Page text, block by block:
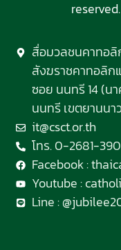
reserved.
สื่อมวลชนคาทอลิ
สังฆราชคาทอลิก
ซอย นนทรี 14 (น
นนทรี เขตยานนา
it@csct.or.th
โทร. 0-2681-
Facebook :
Youtube :
Line :